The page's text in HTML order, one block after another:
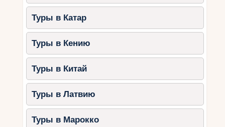
Туры в Катар
Туры в Кению
Туры в Китай
Туры в Латвию
Туры в Марокко